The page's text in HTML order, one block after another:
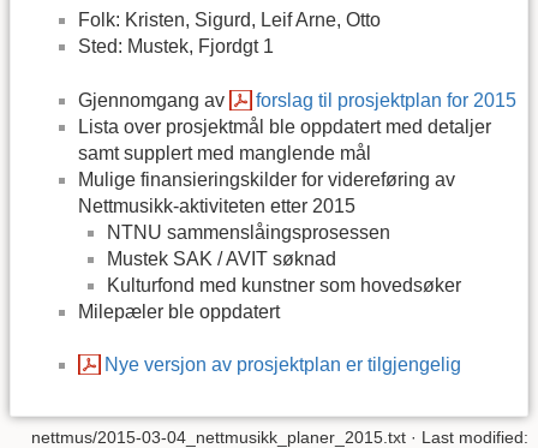
Folk: Kristen, Sigurd, Leif Arne, Otto
Sted: Mustek, Fjordgt 1
Gjennomgang av
forslag til prosjektplan for 2015
Lista over prosjektmål ble oppdatert med detaljer
samt supplert med manglende mål
Mulige finansieringskilder for videreføring av
Nettmusikk-aktiviteten etter 2015
NTNU sammenslåingsprosessen
Mustek SAK / AVIT søknad
Kulturfond med kunstner som hovedsøker
Milepæler ble oppdatert
Nye versjon av prosjektplan er tilgjengelig
nettmus/2015-03-04_nettmusikk_planer_2015.txt · Last modified: